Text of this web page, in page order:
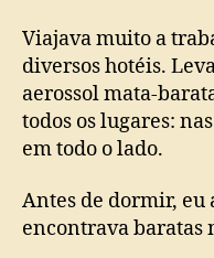
Viajava muito a
diversos hotéis.
aerossol mata-
todos os lugares:
em todo o lado.
Antes de dormir, eu
encontrava baratas